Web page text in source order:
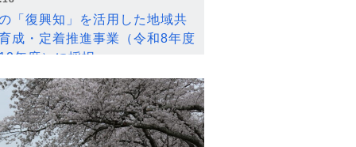
「復興知」を活用した地域共
成・定着推進事業（令和8年度
年度）に採択